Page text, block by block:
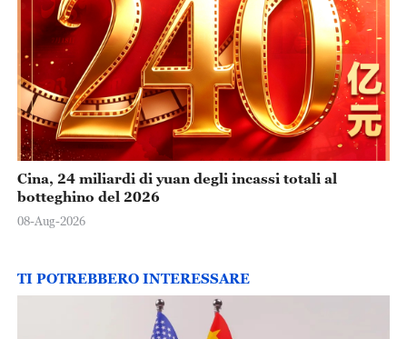
Cina, 24 miliardi di yuan degli incassi totali al
botteghino del 2026
08-Aug-2026
TI POTREBBERO INTERESSARE